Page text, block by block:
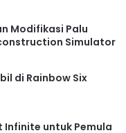
Modifikasi Palu
Simulator
di Rainbow Six
untuk Pemula